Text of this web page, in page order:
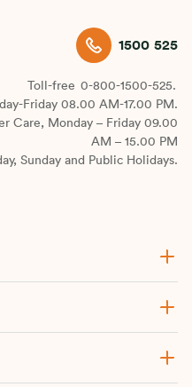
1500 525
Toll-free 0-800-1500-525.
Friday 08.00 AM-17.00 PM.
Care, Monday – Friday 09.00
AM – 15.00 PM
Sunday and Public Holidays.